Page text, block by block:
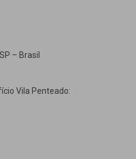
– Brasil
Vila Penteado: